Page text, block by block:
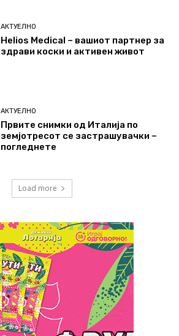
АКТУЕЛНО
Helios Medical – вашиот партнер за
здрави коски и активен живот
АКТУЕЛНО
Првите снимки од Италија по
земјотресот се застрашувачки –
погледнете
Load more